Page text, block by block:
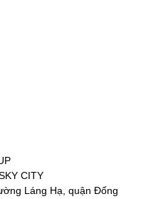
CITY
Láng Hạ, quận Đống